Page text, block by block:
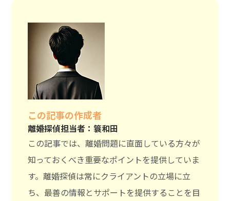
この記事の作成者
離婚探偵担当者：簑和田
この記事では、離婚問題に直面している方々が
知っておくべき重要なポイントを提供していま
す。離婚探偵は常にクライアントの立場に立
ち、最善の情報とサポートを提供することを目